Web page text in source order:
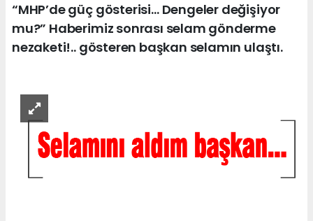
“MHP’de güç gösterisi… Dengeler değişiyor
mu?” Haberimiz sonrası selam gönderme
nezaketi!.. gösteren başkan selamın ulaştı.